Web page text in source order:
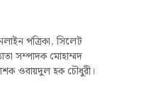
পত্রিকা, সিলেট
সম্পাদক মোহাম্মদ
ওবায়দুল হক চৌধুরী।